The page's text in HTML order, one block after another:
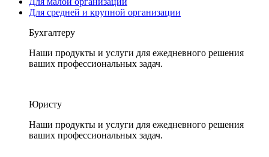
Для средней и крупной организации
Бухгалтеру
Наши продукты и услуги для ежедневного решения
ваших профессиональных задач.
Юристу
Наши продукты и услуги для ежедневного решения
ваших профессиональных задач.